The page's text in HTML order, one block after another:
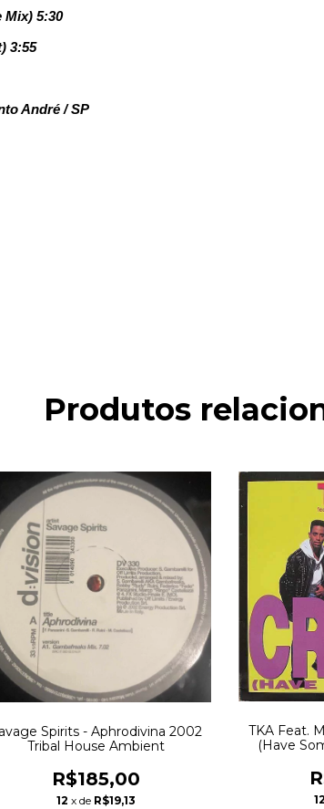
Mix) 5:30
3:55
André / SP
Produtos
Spirits - Aphrodivina 2002
Tribal House Ambient
R$185,00
12 x de R$19,13
TKA Feat.
(Have
12